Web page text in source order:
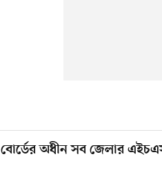
বোর্ডের অধীন সব জেলার